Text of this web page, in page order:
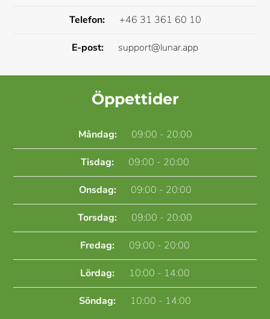
Telefon: +46 31 361 60 10
E-post: support@lunar.app
Öppettider
Måndag: 09:00 - 20:00
Tisdag: 09:00 - 20:00
Onsdag: 09:00 - 20:00
Torsdag: 09:00 - 20:00
Fredag: 09:00 - 20:00
Lördag: 10:00 - 14:00
Söndag: 10:00 - 14:00